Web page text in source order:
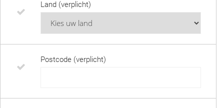
Land (verplicht)
Postcode (verplicht)